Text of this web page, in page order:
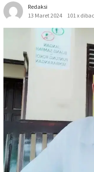
Redaksi
13 Maret 2024
101 x